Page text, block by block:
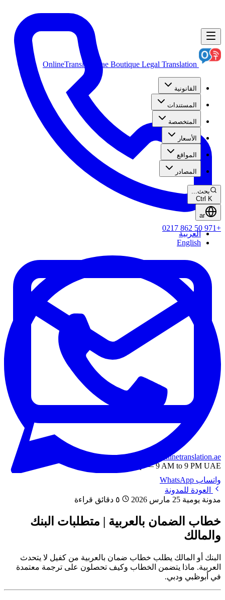
+971 50 862 0217
info@onlinetranslation.ae
WhatsApp — 9 AM to 9 PM UAE
OnlineTranslation.ae Boutique Legal Translation
القانونية
المستندات
المتخصصة
الأسعار
المواقع
المصادر
بحث...
Ctrl K
ar
العربية
English
واتساب WhatsApp
العودة للمدونة
مدونة يومية 25 مارس 2026
خطاب الضمان بالعربية | متطلبات البنك
والمالك
البنك أو المالك يطلب خطاب ضمان بالعربية من كفيل لا يتحدث
العربية. ماذا يتضمن الخطاب وكيف تحصلون على ترجمة معتمدة
في أبوظبي ودبي.